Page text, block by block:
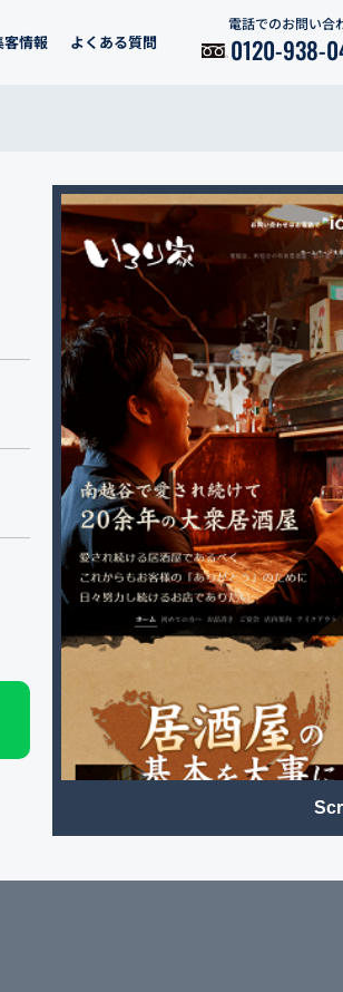
客情報 よくある質問
電話でのお問い合
0120-938-
だ